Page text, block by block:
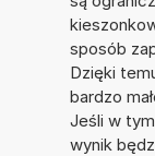
sposób
Dzięki
bardzo
Jeśli w
wynik